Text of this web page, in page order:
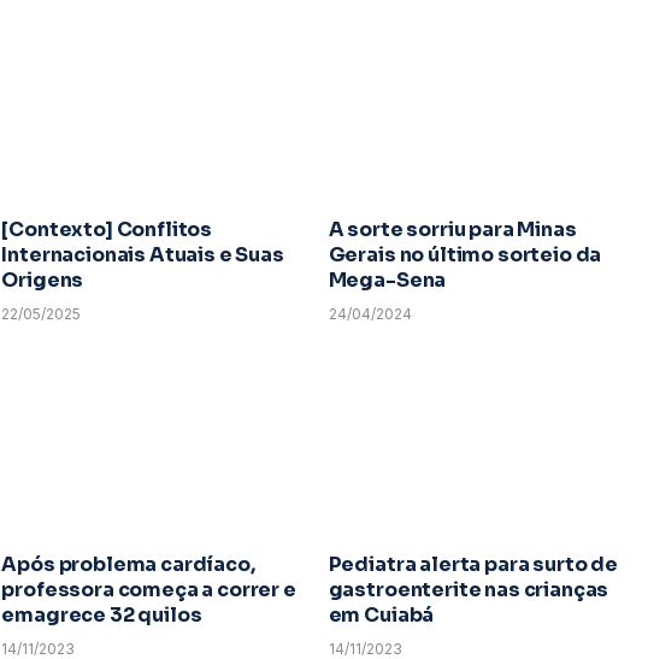
[Contexto] Conflitos
Internacionais Atuais e Suas
Origens
22/05/2025
A sorte sorriu para Minas
Gerais no último sorteio da
Mega-Sena
24/04/2024
Após problema cardíaco,
professora começa a correr e
emagrece 32 quilos
14/11/2023
Pediatra alerta para surto de
gastroenterite nas crianças
em Cuiabá
14/11/2023